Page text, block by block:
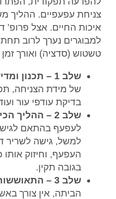
צניחת עפעפיים. ההליך
איכות החיים. אצל פרופ'
למבוגרים נערך לרוב
טשטוש (סדציה) ואורך
שלב 1 – תכנון ומדידות:
של מידת הצניחה,
בדיקת עודפי עור
שלב 2 – ההליך הכירורגי:
לעפעף בהתאם
למשל, גישה לשריר
העפעף, וחיזוק
בגובה תקין.
שלב 3 – התאוששות:
הביתה, אין צורך